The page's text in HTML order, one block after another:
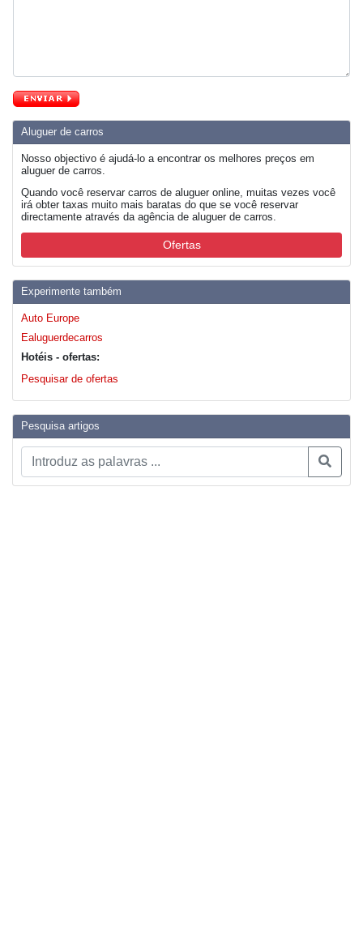
Aluguer de carros
Nosso objectivo é ajudá-lo a encontrar os melhores preços em
aluguer de carros.
Quando você reservar carros de aluguer online, muitas vezes você
irá obter taxas muito mais baratas do que se você reservar
directamente através da agência de aluguer de carros.
Ofertas
Experimente também
Auto Europe
Ealuguerdecarros
Hotéis - ofertas:
Pesquisar de ofertas
Pesquisa artigos